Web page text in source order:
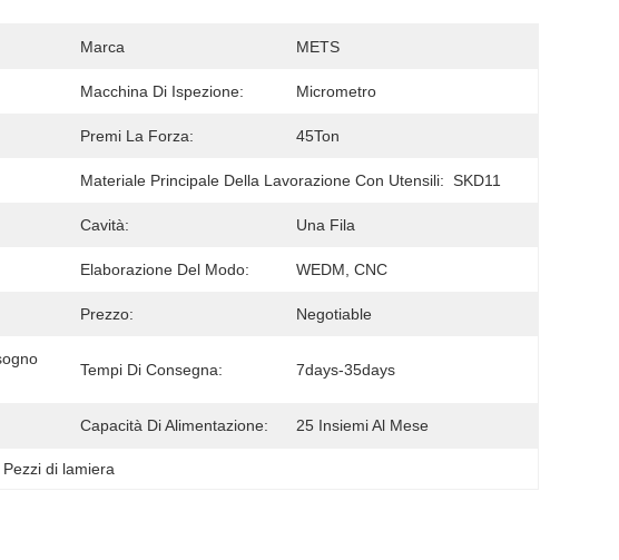
Marca METS
Macchina Di Ispezione: Micrometro
Premi La Forza: 45Ton
Materiale Principale Della Lavorazione Con Utensili: SKD11
Cavità: Una Fila
Elaborazione Del Modo: WEDM, CNC
Prezzo: Negotiable
Tempi Di Consegna: 7days-35days
Capacità Di Alimentazione: 25 Insiemi Al Mese
Pezzi di lamiera